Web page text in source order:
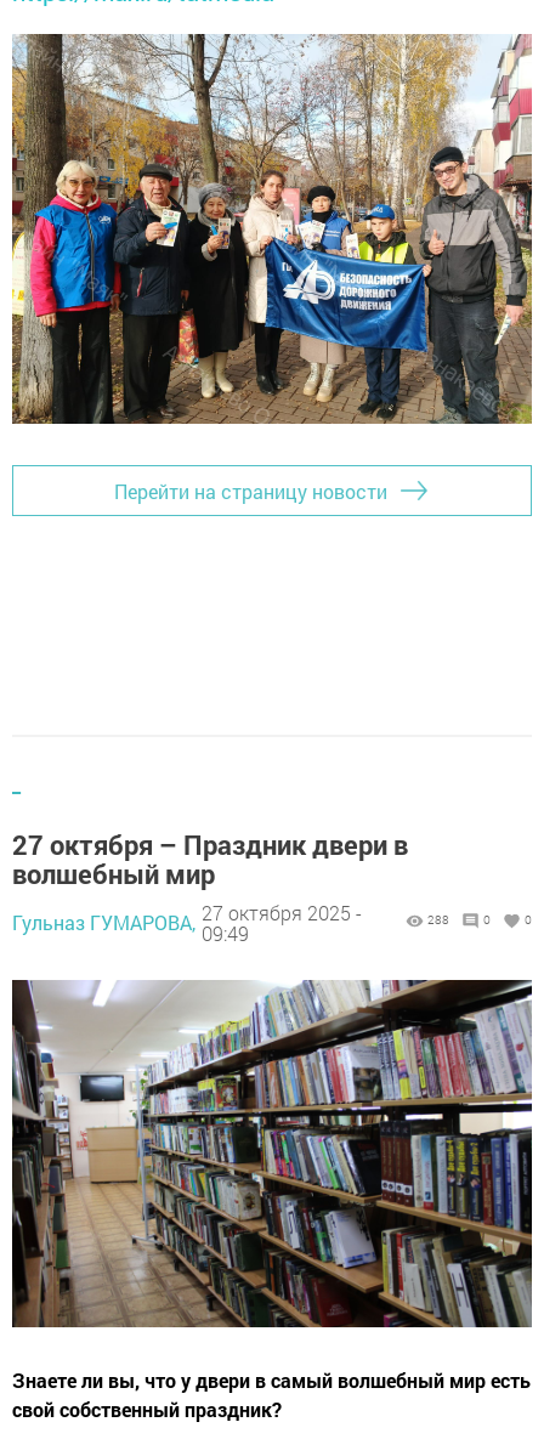
Перейти на страницу новости
27 октября – Праздник двери в
волшебный мир
Гульназ ГУМАРОВА, 27 октября 2025 -
09:49
288 0 0
Знаете ли вы, что у двери в самый волшебный мир есть
свой собственный праздник?